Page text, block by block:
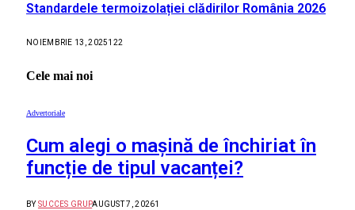
Standardele termoizolației clădirilor România 2026
NOIEMBRIE 13, 2025122
Cele mai noi
Advertoriale
Cum alegi o mașină de închiriat în
funcție de tipul vacanței?
BY SUCCES GRUPAUGUST 7, 20261